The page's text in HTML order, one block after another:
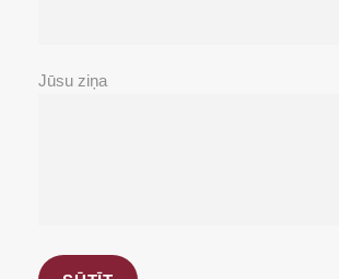
Jūsu ziņa